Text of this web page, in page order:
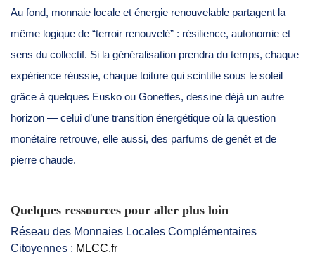
Au fond, monnaie locale et énergie renouvelable partagent la
même logique de “terroir renouvelé” : résilience, autonomie et
sens du collectif. Si la généralisation prendra du temps, chaque
expérience réussie, chaque toiture qui scintille sous le soleil
grâce à quelques Eusko ou Gonettes, dessine déjà un autre
horizon — celui d’une transition énergétique où la question
monétaire retrouve, elle aussi, des parfums de genêt et de
pierre chaude.
Quelques ressources pour aller plus loin
Réseau des Monnaies Locales Complémentaires
Citoyennes : MLCC.fr